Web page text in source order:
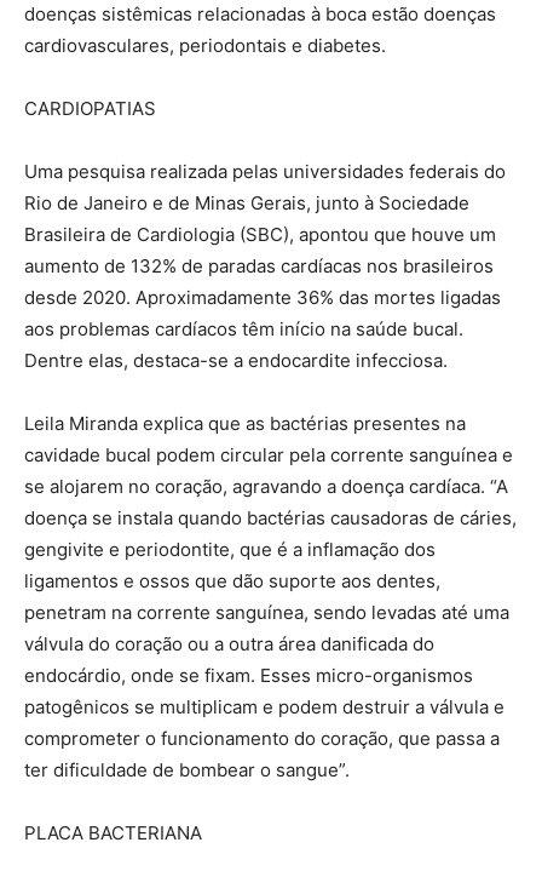
doenças sistêmicas relacionadas à boca estão doenças
cardiovasculares, periodontais e diabetes.
CARDIOPATIAS
Uma pesquisa realizada pelas universidades federais do
Rio de Janeiro e de Minas Gerais, junto à Sociedade
Brasileira de Cardiologia (SBC), apontou que houve um
aumento de 132% de paradas cardíacas nos brasileiros
desde 2020. Aproximadamente 36% das mortes ligadas
aos problemas cardíacos têm início na saúde bucal.
Dentre elas, destaca-se a endocardite infecciosa.
Leila Miranda explica que as bactérias presentes na
cavidade bucal podem circular pela corrente sanguínea e
se alojarem no coração, agravando a doença cardíaca. “A
doença se instala quando bactérias causadoras de cáries,
gengivite e periodontite, que é a inflamação dos
ligamentos e ossos que dão suporte aos dentes,
penetram na corrente sanguínea, sendo levadas até uma
válvula do coração ou a outra área danificada do
endocárdio, onde se fixam. Esses micro-organismos
patogênicos se multiplicam e podem destruir a válvula e
comprometer o funcionamento do coração, que passa a
ter dificuldade de bombear o sangue”.
PLACA BACTERIANA